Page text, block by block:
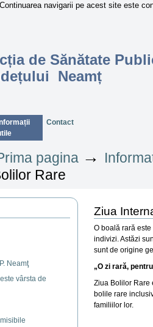
navigarii pe acest site este
de Sănătate
Neamț
Contact
pagina →
Rare
Neamţ
vârsta de
Ziua
O boală rară
indivizi. Astăzi
sunt de origine
„O zi rară,
Ziua Bolilor Rare
bolile rare
familiilor lor.